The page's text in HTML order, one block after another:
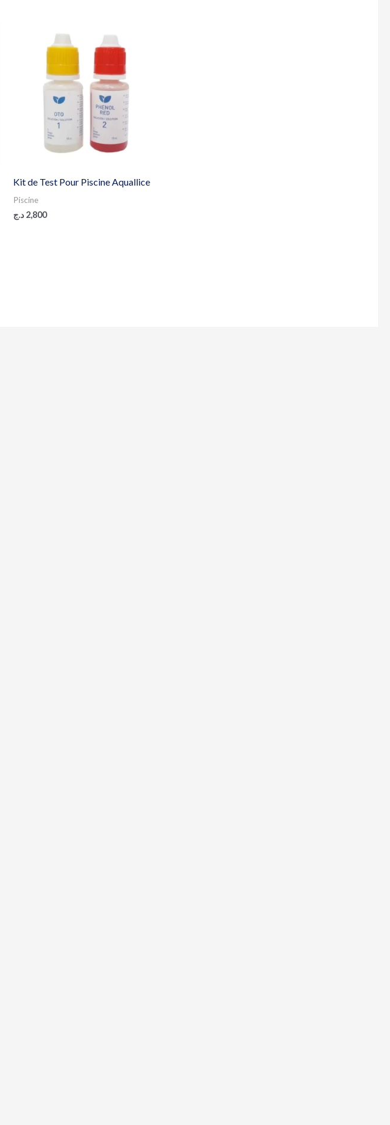
Kit de Test Pour Piscine Aquallice
Piscine
2,800 د.ج